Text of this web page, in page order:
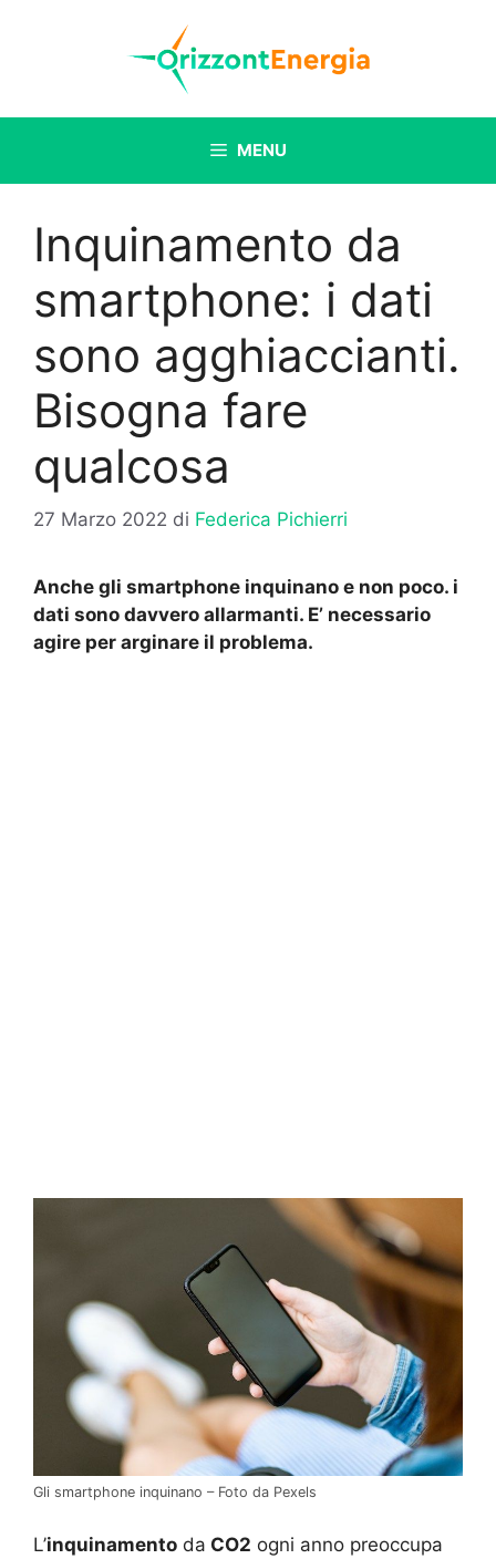
MENU
Inquinamento da
smartphone: i dati
sono agghiaccianti.
Bisogna fare
qualcosa
27 Marzo 2022 di Federica Pichierri
Anche gli smartphone inquinano e non poco. i
dati sono davvero allarmanti. E’ necessario
agire per arginare il problema.
Gli smartphone inquinano – Foto da Pexels
L’inquinamento da CO2 ogni anno preoccupa